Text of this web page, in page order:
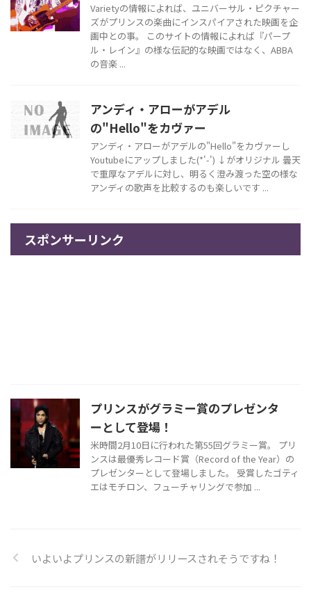
Varietyの情報によれば、ユニバーサル・ピクチャー
ズがプリンスの楽曲にインスパイアされた映画を企
画中との事。 このサイトの情報によれば『パープ
ル・レイン』の様な伝記的な映画ではなく、ABBA
の音楽 ...
アンディ・アローがアデル
の"Hello"をカヴァー
アンディ・アローがアデルの"Hello"をカヴァーし
Youtubeにアップしました(*'-') ↓がオリジナル 曇天
で重厚なアデルに対し、明るく澄み渡った空の様な
アンディの歌声を比較するのも楽しいです ...
スポンサーリンク
プリンスがグラミー賞のプレゼンタ
ーとして登場！
米時間2月10日に行われた第55回グラミー賞。 プリ
ンスは最優秀レコード賞（Record of the Year）の
プレゼンターとして登場しました。 受賞したゴティ
エはモチロン、フューチャリングで参加 ...
いよいよプリンスの新譜がリリースされそうですね！